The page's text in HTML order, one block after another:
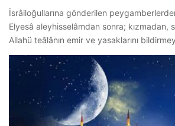
İsrâiloğullarına gönderilen
Elyesâ aleyhisselâmdan sonra; kızmadan,
Allahü teâlânın emir ve yasaklarını